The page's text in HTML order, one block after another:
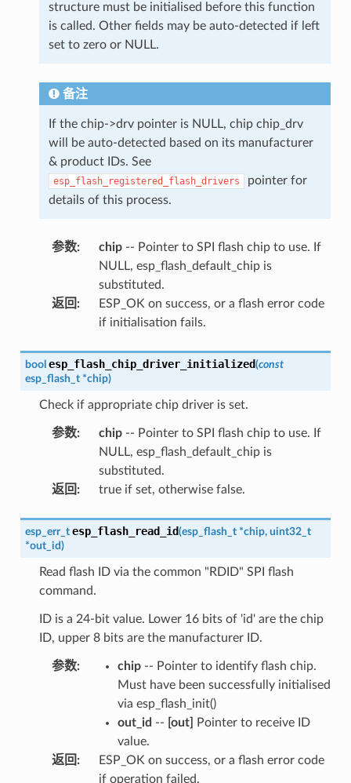
structure must be initialised before this function
is called. Other fields may be auto-detected if left
set to zero or NULL.
备注
If the chip->drv pointer is NULL, chip chip_drv
will be auto-detected based on its manufacturer
& product IDs. See
esp_flash_registered_flash_drivers
pointer for
details of this process.
参数: chip-- Pointer to SPI flash chip to use. If
NULL, esp_flash_default_chip is
substituted.
返回 :
ESP_OK on success, or a flash error code
if initialisation fails.
bool esp_flash_chip_driver_initialized(const
esp_flash_t *chip)
Check if appropriate chip driver is set.
参数: chip-- Pointer to SPI flash chip to use. If
NULL, esp_flash_default_chip is
substituted.
返回 : true if set, otherwise false.
esp_err_t esp_flash_read_id(esp_flash_t *chip, uint32_t
*out_id)
Read flash ID via the common "RDID" SPI flash
command.
ID is a 24-bit value. Lower 16 bits of 'id' are the chip
ID, upper 8 bits are the manufacturer ID.
参数: chip-- Pointer to identify flash chip.
Must have been successfully initialised
via esp_flash_init()
out_id -- [out]
Pointer to receive ID
value.
返回 :
ESP_OK on success, or a flash error code
if operation failed.